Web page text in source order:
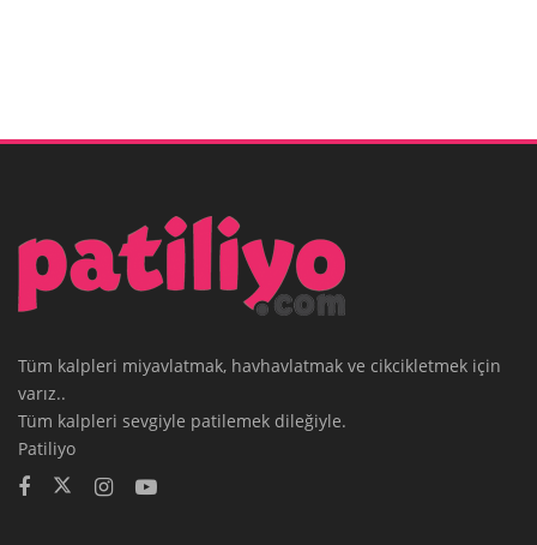
Tüm kalpleri miyavlatmak, havhavlatmak ve cikcikletmek için
varız..
Tüm kalpleri sevgiyle patilemek dileğiyle.
Patiliyo